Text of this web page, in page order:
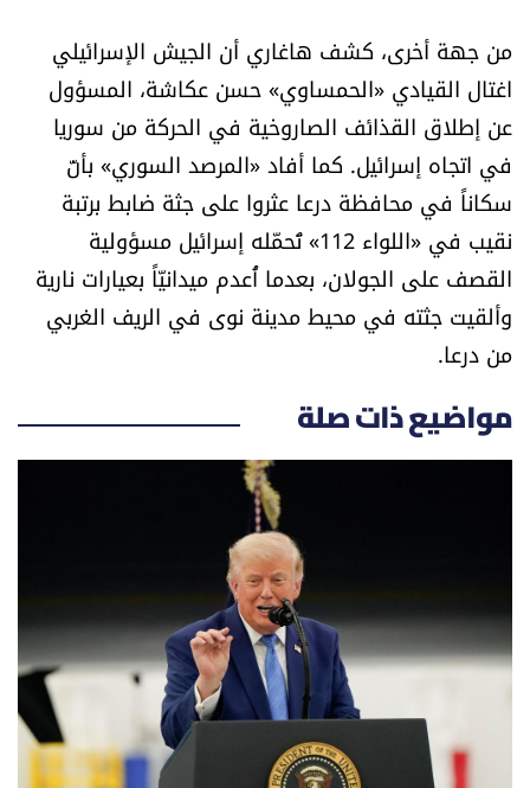
من جهة أخرى، كشف هاغاري أن الجيش الإسرائيلي
اغتال القيادي «الحمساوي» حسن عكاشة، المسؤول
عن إطلاق القذائف الصاروخية في الحركة من سوريا
في اتجاه إسرائيل. كما أفاد «المرصد السوري» بأنّ
سكاناً في محافظة درعا عثروا على جثة ضابط برتبة
نقيب في «اللواء 112» تُحمّله إسرائيل مسؤولية
القصف على الجولان، بعدما أُعدم ميدانيّاً بعيارات نارية
وألقيت جثته في محيط مدينة نوى في الريف الغربي
من درعا.
مواضيع ذات صلة